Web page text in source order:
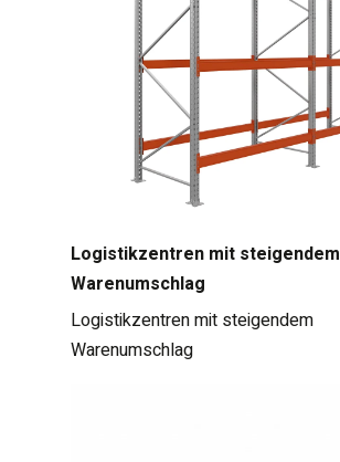
Logistikzentren mit steigendem
Warenumschlag
Logistikzentren mit steigendem
Warenumschlag